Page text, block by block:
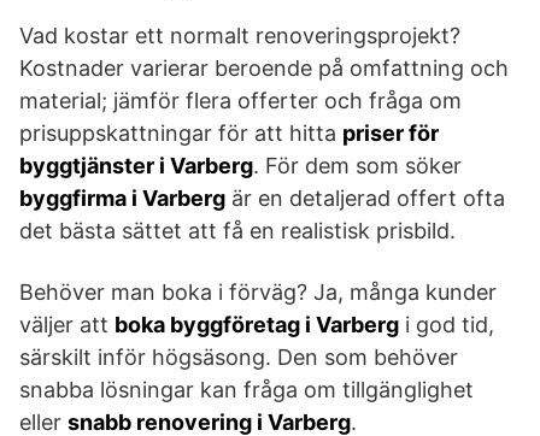
Vad kostar ett normalt renoveringsprojekt?
Kostnader varierar beroende på omfattning och
material; jämför flera offerter och fråga om
prisuppskattningar för att hitta priser för
byggtjänster i Varberg. För dem som söker
byggfirma i Varberg är en detaljerad offert ofta
det bästa sättet att få en realistisk prisbild.
Behöver man boka i förväg? Ja, många kunder
väljer att boka byggföretag i Varberg i god tid,
särskilt inför högsäsong. Den som behöver
snabba lösningar kan fråga om tillgänglighet
eller snabb renovering i Varberg.